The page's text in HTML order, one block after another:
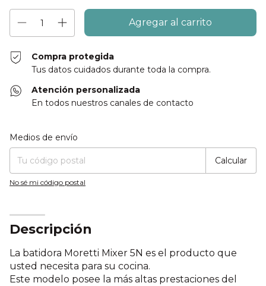
Compra protegida
Tus datos cuidados durante toda la compra.
Atención personalizada
En todos nuestros canales de contacto
Entregas para el CP:
Medios de envío
Calcular
No sé mi código postal
Descripción
La batidora Moretti Mixer 5N es el producto que
usted necesita para su cocina.
Este modelo posee la más altas prestaciones del